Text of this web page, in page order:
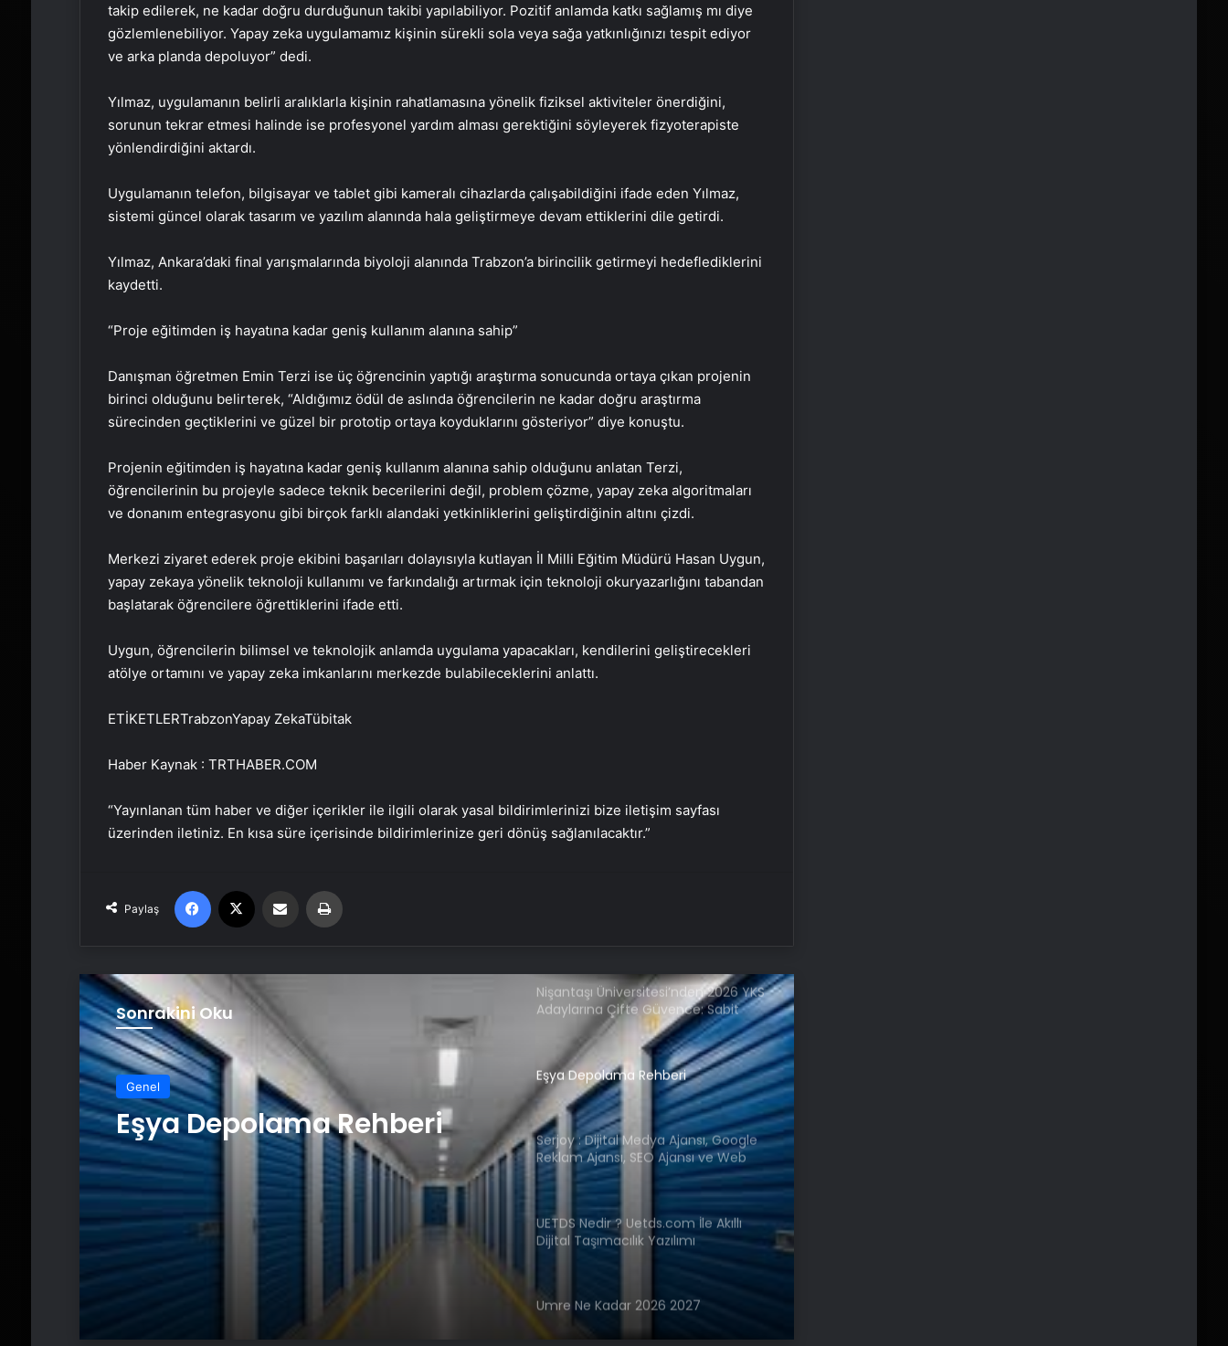
takip edilerek, ne kadar doğru durduğunun takibi yapılabiliyor. Pozitif anlamda katkı sağlamış mı diye
gözlemlenebiliyor. Yapay zeka uygulamamız kişinin sürekli sola veya sağa yatkınlığınızı tespit ediyor
ve arka planda depoluyor” dedi.
Yılmaz, uygulamanın belirli aralıklarla kişinin rahatlamasına yönelik fiziksel aktiviteler önerdiğini,
sorunun tekrar etmesi halinde ise profesyonel yardım alması gerektiğini söyleyerek fizyoterapiste
yönlendirdiğini aktardı.
Uygulamanın telefon, bilgisayar ve tablet gibi kameralı cihazlarda çalışabildiğini ifade eden Yılmaz,
sistemi güncel olarak tasarım ve yazılım alanında hala geliştirmeye devam ettiklerini dile getirdi.
Yılmaz, Ankara’daki final yarışmalarında biyoloji alanında Trabzon’a birincilik getirmeyi hedeflediklerini
kaydetti.
“Proje eğitimden iş hayatına kadar geniş kullanım alanına sahip”
Danışman öğretmen Emin Terzi ise üç öğrencinin yaptığı araştırma sonucunda ortaya çıkan projenin
birinci olduğunu belirterek, “Aldığımız ödül de aslında öğrencilerin ne kadar doğru araştırma
sürecinden geçtiklerini ve güzel bir prototip ortaya koyduklarını gösteriyor” diye konuştu.
Projenin eğitimden iş hayatına kadar geniş kullanım alanına sahip olduğunu anlatan Terzi,
öğrencilerinin bu projeyle sadece teknik becerilerini değil, problem çözme, yapay zeka algoritmaları
ve donanım entegrasyonu gibi birçok farklı alandaki yetkinliklerini geliştirdiğinin altını çizdi.
Merkezi ziyaret ederek proje ekibini başarıları dolayısıyla kutlayan İl Milli Eğitim Müdürü Hasan Uygun,
yapay zekaya yönelik teknoloji kullanımı ve farkındalığı artırmak için teknoloji okuryazarlığını tabandan
başlatarak öğrencilere öğrettiklerini ifade etti.
Uygun, öğrencilerin bilimsel ve teknolojik anlamda uygulama yapacakları, kendilerini geliştirecekleri
atölye ortamını ve yapay zeka imkanlarını merkezde bulabileceklerini anlattı.
ETİKETLERTrabzonYapay ZekaTübitak
Haber Kaynak : TRTHABER.COM
“Yayınlanan tüm haber ve diğer içerikler ile ilgili olarak yasal bildirimlerinizi bize iletişim sayfası
üzerinden iletiniz. En kısa süre içerisinde bildirimlerinize geri dönüş sağlanılacaktır.”
Paylaş
Facebook Email'den paylaş
Sonrakini Oku
Genel
Eşya Depolama Rehberi
Bahçe Mobilyaları Seçimi Rehberi
Samsun’da Güvenilir Diş Merkezi:
Kaliteli ve Profesyonel Hizmetler
Nişantaşı Üniversitesi’nden 2026 YKS
Adaylarına Çifte Güvence: Sabit
Ücret ve Kesintisiz Burs
Eşya Depolama Rehberi
Serjoy : Dijital Medya Ajansı, Google
Reklam Ajansı, SEO Ajansı ve Web
Tasarım Ajansı
UETDS Nedir ? Uetds.com İle Akıllı
Dijital Taşımacılık Yazılımı
Umre Ne Kadar 2026 2027